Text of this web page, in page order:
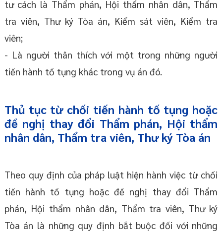
tư cách là Thẩm phán, Hội thẩm nhân dân, Thẩm
tra viên, Thư ký Tòa án, Kiểm sát viên, Kiểm tra
viên;
- Là người thân thích với một trong những người
tiến hành tố tụng khác trong vụ án đó.
Thủ tục từ chối tiến hành tố tụng hoặc
đề nghị thay đổi Thẩm phán, Hội thẩm
nhân dân, Thẩm tra viên, Thư ký Tòa án
Theo quy định của pháp luật hiện hành việc từ chối
tiến hành tố tụng hoặc đề nghị thay đổi Thẩm
phán, Hội thẩm nhân dân, Thẩm tra viên, Thư ký
Tòa án là những quy định bắt buộc đối với những